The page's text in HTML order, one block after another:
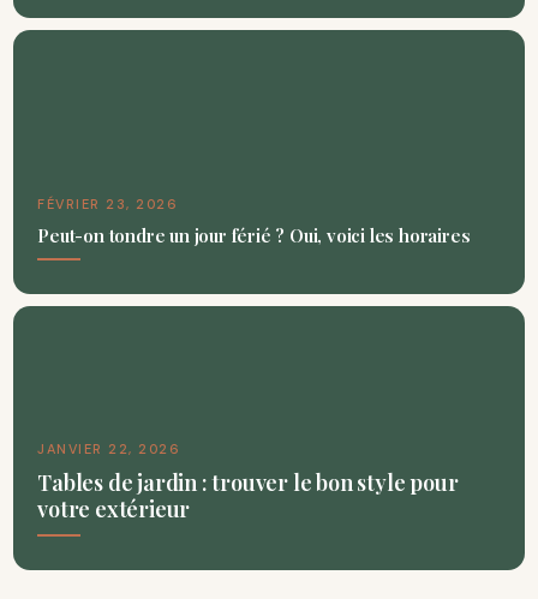
FÉVRIER 23, 2026
Peut-on tondre un jour férié ? Oui, voici les horaires
JANVIER 22, 2026
Tables de jardin : trouver le bon style pour
votre extérieur